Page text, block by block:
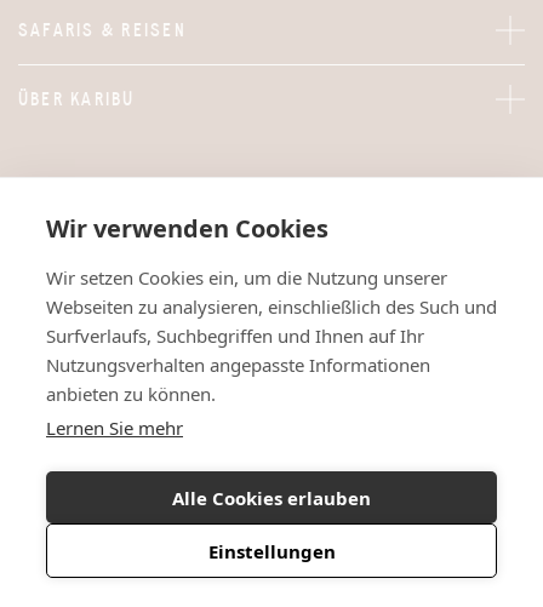
Wir verwenden Cookies
Wir setzen Cookies ein, um die Nutzung unserer
Webseiten zu analysieren, einschließlich des Such und
Surfverlaufs, Suchbegriffen und Ihnen auf Ihr
Nutzungsverhalten angepasste Informationen
anbieten zu können.
Lernen Sie mehr
Alle Cookies erlauben
Einstellungen
SAFARIS & REISEN
ÜBER KARIBU